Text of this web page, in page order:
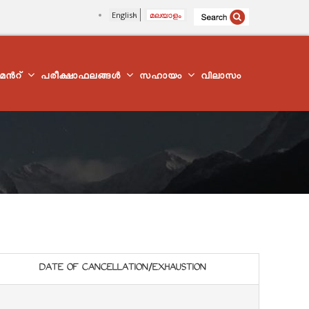
English മലയാളം
പരീക്ഷാഫലങ്ങൾ സഹായം വിലാസം
DATE OF CANCELLATION/EXHAUSTION